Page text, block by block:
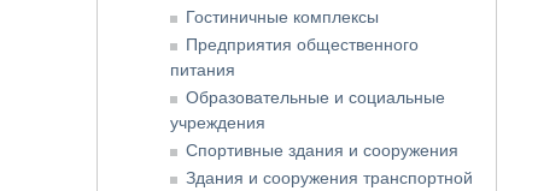
Гостиничные комплексы
Предприятия общественного
питания
Образовательные и социальные
учреждения
Спортивные здания и сооружения
Здания и сооружения транспортной